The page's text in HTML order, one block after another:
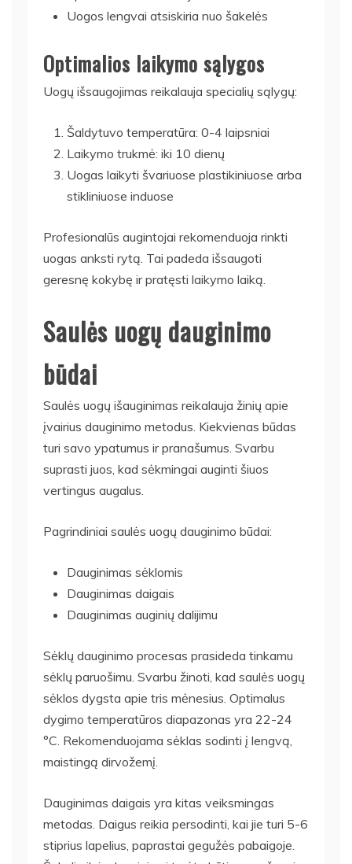
Uogos lengvai atsiskiria nuo šakelės
Optimalios laikymo sąlygos
Uogų išsaugojimas reikalauja specialių sąlygų:
Šaldytuvo temperatūra: 0-4 laipsniai
Laikymo trukmė: iki 10 dienų
Uogas laikyti švariuose plastikiniuose arba
stikliniuose induose
Profesionalūs augintojai rekomenduoja rinkti
uogas anksti rytą. Tai padeda išsaugoti
geresnę kokybę ir pratęsti laikymo laiką.
Saulės uogų dauginimo
būdai
Saulės uogų išauginimas reikalauja žinių apie
įvairius dauginimo metodus. Kiekvienas būdas
turi savo ypatumus ir pranašumus. Svarbu
suprasti juos, kad sėkmingai auginti šiuos
vertingus augalus.
Pagrindiniai saulės uogų dauginimo būdai:
Dauginimas sėklomis
Dauginimas daigais
Dauginimas auginių dalijimu
Sėklų dauginimo procesas prasideda tinkamu
sėklų paruošimu. Svarbu žinoti, kad saulės uogų
sėklos dygsta apie tris mėnesius. Optimalus
dygimo temperatūros diapazonas yra 22-24
°C. Rekomenduojama sėklas sodinti į lengvą,
maistingą dirvožemį.
Dauginimas daigais yra kitas veiksmingas
metodas. Daigus reikia persodinti, kai jie turi 5-6
stiprius lapelius, paprastai gegužės pabaigoje.